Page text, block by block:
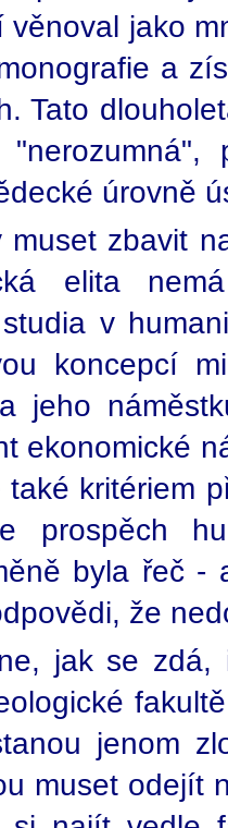
věnoval jako
a
Tato
úrovně
muset zbavit
elita
v
koncepcí
jeho
ekonomické
kritériem
byla řeč -
že
jak se
jenom
muset odejít